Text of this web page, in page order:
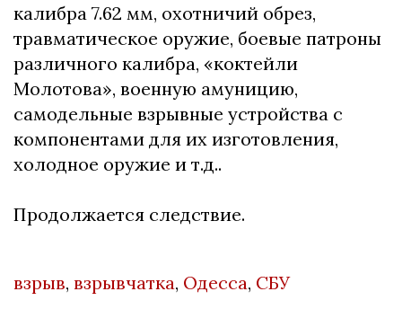
калибра 7.62 мм, охотничий обрез,
травматическое оружие, боевые патроны
различного калибра, «коктейли
Молотова», военную амуницию,
самодельные взрывные устройства с
компонентами для их изготовления,
холодное оружие и т.д..
Продолжается следствие.
взрыв, взрывчатка, Одесса, СБУ